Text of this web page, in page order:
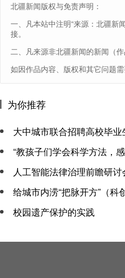
北疆新闻版权与免责声明：
一、凡本站中注明“来源：北疆新
接。
二、凡来源非北疆新闻的新闻（
如因作品内容、版权和其它问题
为你推荐
大中城市联合招聘高校毕
“教孩子们学会科学方法，
人工智能法律治理前瞻研
给城市内涝“把脉开方”（科
校园遗产保护的实践